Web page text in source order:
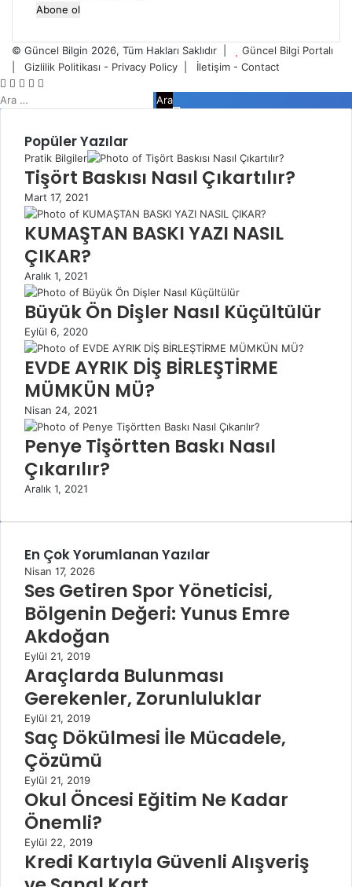
Posta
giriniz
© Güncel Bilgin 2026, Tüm Hakları Saklıdır |
Güncel Bilgi Portalı
Gizlilik Politikası - Privacy Policy
İletişim - Contact
Facebook
Twitter
WhatsApp
Telegram
Kapalı
Arama:
Popüler Yazılar
Pratik Bilgiler
Tişört Baskısı Nasıl Çıkartılır?
Mart 17, 2021
KUMAŞTAN BASKI YAZI NASIL
ÇIKAR?
Aralık 1, 2021
Büyük Ön Dişler Nasıl Küçültülür
Eylül 6, 2020
EVDE AYRIK DİŞ BİRLEŞTİRME
MÜMKÜN MÜ?
Nisan 24, 2021
Penye Tişörtten Baskı Nasıl
Çıkarılır?
Aralık 1, 2021
En Çok Yorumlanan Yazılar
Nisan 17, 2026
Ses Getiren Spor Yöneticisi,
Bölgenin Değeri: Yunus Emre
Akdoğan
Eylül 21, 2019
Araçlarda Bulunması
Gerekenler, Zorunluluklar
Eylül 21, 2019
Saç Dökülmesi İle Mücadele,
Çözümü
Eylül 21, 2019
Okul Öncesi Eğitim Ne Kadar
Önemli?
Eylül 22, 2019
Kredi Kartıyla Güvenli Alışveriş